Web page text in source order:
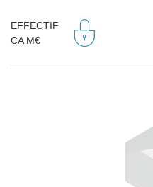
EFFECTIF
CA M€